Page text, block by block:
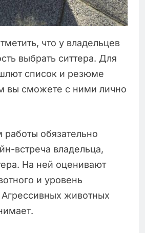
что у владельцев
выбрать ситтера. Для
список и резюме
вы сможете с ними лично
обязательно
встреча владельца,
На ней оценивают
и уровень
животных